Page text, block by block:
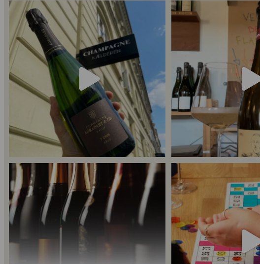
Kun 8 billetter tilbage til vores fredagssmagning
56 2
Mød Gaspard Brochet 333.F
Er du helt ny indenfor champagne, og gerne vil ...
14
Kan man få for meget